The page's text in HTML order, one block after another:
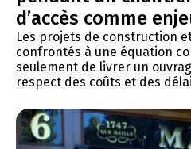
d’accès comme
Les projets de construction
confrontés à une équation
seulement de livrer un
respect des coûts et des